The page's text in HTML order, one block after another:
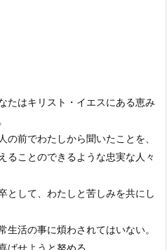
たはキリスト・イエスにある恵み
の前でわたしから聞いたことを、
ることのできるような忠実な人々
として、わたしと苦しみを共にし
生活の事に煩わされてはいない。
ばせようと努める。